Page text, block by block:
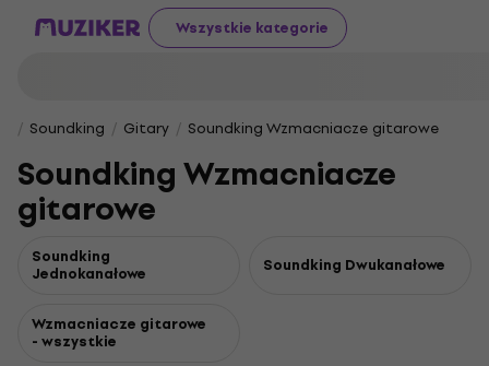
Wszystkie kategorie
Soundking Gitary Soundking Wzmacniacze gitarowe
Soundking Wzmacniacze
gitarowe
Soundking
Jednokanałowe Soundking Dwukanałowe
Wzmacniacze gitarowe
- wszystkie